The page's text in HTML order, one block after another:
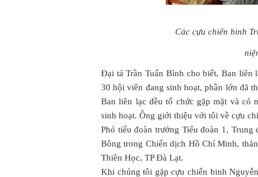
Các cựu chiến binh
Đại tá Trần Tuấn Bình cho biết, Ban
30 hội viên đang sinh hoạt, phần lớn đã
Ban liên lạc đều tổ chức gặp mặt và có
sinh hoạt. Ông giới thiệu với tôi về cựu
Phó tiểu đoàn trưởng Tiểu đoàn 1,
Bông trong Chiến dịch Hồ Chí Minh,
Thiên Học, TP Đà Lạt.
Khi chúng tôi gặp cựu chiến binh